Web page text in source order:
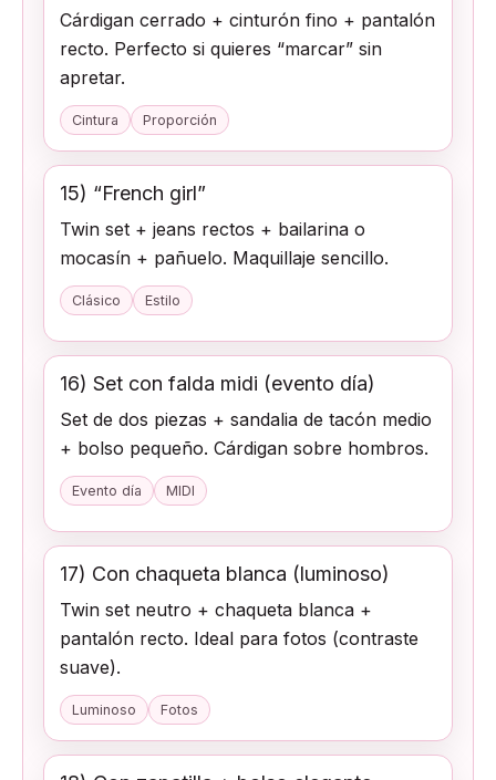
Cárdigan cerrado + cinturón fino + pantalón
recto. Perfecto si quieres “marcar” sin
apretar.
Cintura Proporción
15) “French girl”
Twin set + jeans rectos + bailarina o
mocasín + pañuelo. Maquillaje sencillo.
Clásico Estilo
16) Set con falda midi (evento día)
Set de dos piezas + sandalia de tacón medio
+ bolso pequeño. Cárdigan sobre hombros.
Evento día MIDI
17) Con chaqueta blanca (luminoso)
Twin set neutro + chaqueta blanca +
pantalón recto. Ideal para fotos (contraste
suave).
Luminoso Fotos